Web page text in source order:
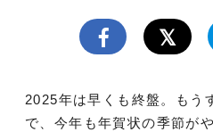
2025年は早くも終盤。もう
で、今年も年賀状の季節が